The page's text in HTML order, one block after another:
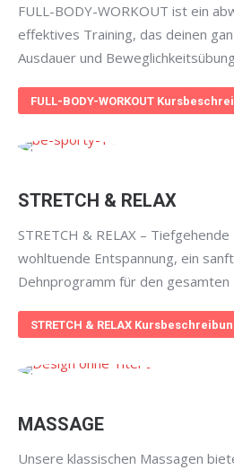
FULL-BODY-WORKOUT ist ein
effektives Training, das deinen
Ausdauer und
FULL-BODY-WORKOUT
STRETCH & RELAX
STRETCH & RELAX –
wohltuende Entspannung, ein
Dehnprogramm für den gesamten
STRETCH & RELAX
MASSAGE
Unsere klassischen Massagen